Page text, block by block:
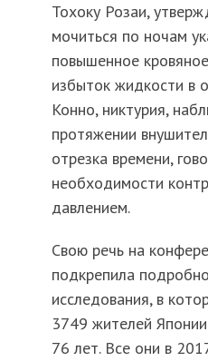
Тохоку Розаи,
мочиться по ночам
повышенное
избыток жидкости в
Конно, никтурия,
протяжении
отрезка времени,
необходимости
давлением.
Свою речь на
подкрепила
исследования, в
3749 жителей
76 лет. Все они в